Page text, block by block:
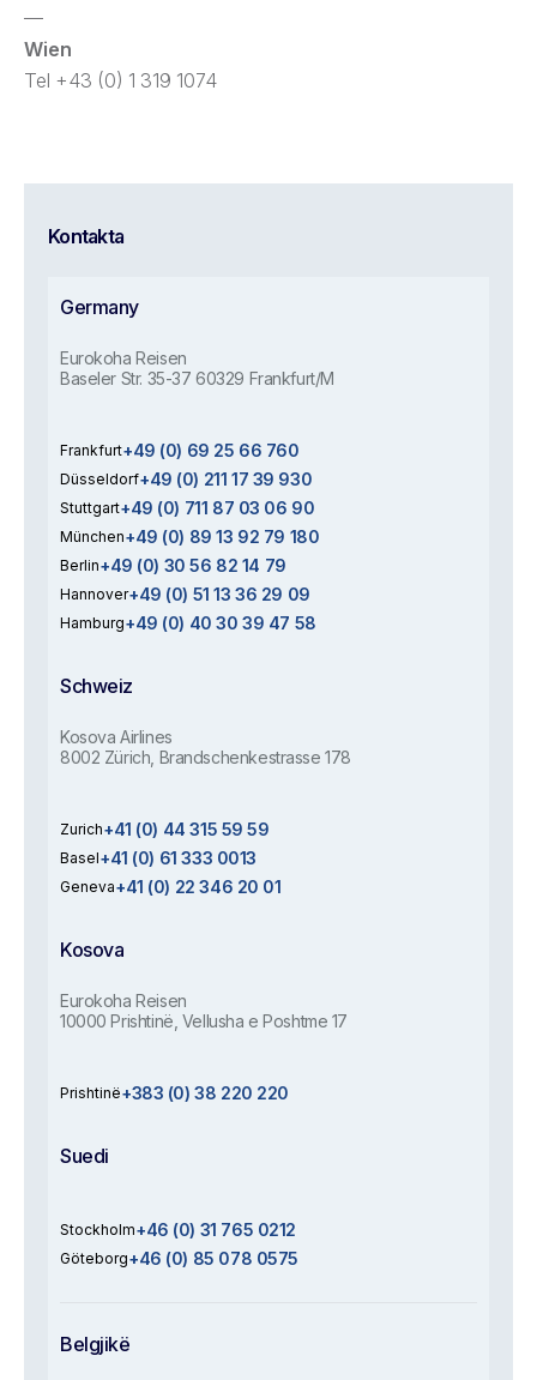
—
Wien
Tel +43 (0) 1 319 1074
Kontakta
Germany
Eurokoha Reisen
Baseler Str. 35-37 60329 Frankfurt/M
Frankfurt+49 (0) 69 25 66 760
Düsseldorf+49 (0) 211 17 39 930
Stuttgart+49 (0) 711 87 03 06 90
München+49 (0) 89 13 92 79 180
Berlin+49 (0) 30 56 82 14 79
Hannover+49 (0) 51 13 36 29 09
Hamburg+49 (0) 40 30 39 47 58
Schweiz
Kosova Airlines
8002 Zürich, Brandschenkestrasse 178
Zurich+41 (0) 44 315 59 59
Basel+41 (0) 61 333 0013
Geneva+41 (0) 22 346 20 01
Kosova
Eurokoha Reisen
10000 Prishtinë, Vellusha e Poshtme 17
Prishtinë+383 (0) 38 220 220
Suedi
Stockholm+46 (0) 31 765 0212
Göteborg+46 (0) 85 078 0575
Belgjikë